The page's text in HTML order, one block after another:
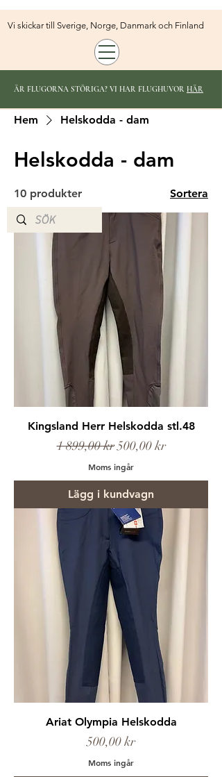
Vi skickar till Sverige, Norge, Danmark och Finland
ÄR FLUGORNA STÖRIGA? VI HAR FLUGHUVOR HÄR
Hem Helskodda - dam
Helskodda - dam
10 produkter Sortera
Kingsland Herr Helskodda stl.48
Ordinarie pris
1 899,00 kr Reapris
500,00 kr
Moms ingår
Lägg i kundvagn
Ariat Olympia Helskodda
Pris
500,00 kr
Moms ingår